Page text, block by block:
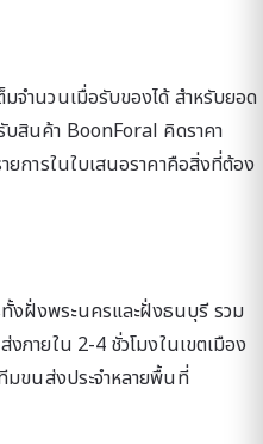
จำนวนเมื่อรับของได้ สำหรับยอด
บสินค้า BoonForal คิดราคา
ยการในใบเสนอราคาคือสิ่งที่ต้อง
งฝั่งพระนครและฝั่งธนบุรี รวม
ภายใน 2-4 ชั่วโมงในเขตเมือง
มขนส่งประจำหลายพื้นที่